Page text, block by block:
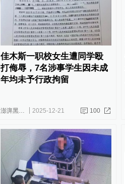
佳木斯一职校女生遭同学殴
打侮辱，7名涉事学生因未成
年均未予行政拘留
澎湃黑龙江 2025-12-21 100